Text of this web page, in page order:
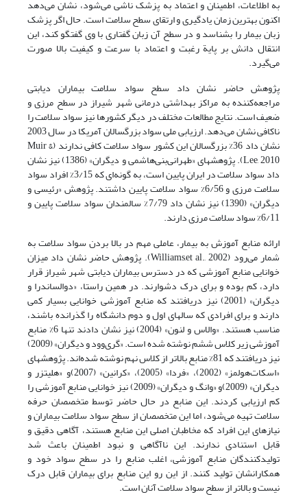
به اطلاعات، اطمینان و اعتماد به پزشک ناشی می‌شود، نشان می‌دهد
اکنون بهترین زمان یادگیری و ارتقای سطح سلامت است. حال اگر پزشک
زبان بیمار را بشناسد و در سطح آن زبان گفتاری با وی گفتگو کند، این
انتقال دانش بر پایة رغبت و اعتماد با سرعت و کیفیت بالا صورت
می‌گیرد.
پژوهش حاضر نشان داد سطح سواد سلامت بیماران دیابتی
مراجعه‌کننده به مراکز بهداشتی‌ درمانی شهر شیراز در سطح مرزی و
ضعیف است. نتایج مطالعات مختلف در دیگر کشورها نیز سواد سلامت را
ناکافی نشان می‌دهد. ارزیابی ملی سواد بزرگسالان آمریکا در سال 2003
نشان داد 36% بزرگسالان این کشور سواد سلامت کافی ندارند (Muir &
Lee, 2010). پژوهشهای «طهرانی‌بنی‌هاشمی و دیگران» (1386) نیز نشان
داد سواد سلامت در ایران پایین است، به گونه‌ای که 3/15% افراد سواد
سلامت مرزی و 6/56% سواد سلامت پایین داشتند. پژوهش «رئیسی و
دیگران» (1390) نیز نشان داد 7/79% سالمندان سواد سلامت پایین و
6/11% سواد سلامت مرزی دارند.
ارائه منابع آموزش به بیمار، عاملی مهم در بالا بردن سواد سلامت به
شمار می‌رود (Williams,et al., 2002). پژوهش حاضر نشان داد میزان
خوانایی منابع آموزشی که در دسترس بیماران دیابتی شهر شیراز قرار
دارد، کم بوده و برای درک دشوارند. در همین راستا، «دوالساندرا و
دیگران» (2001) نیز دریافتند که منابع آموزشی خوانایی بسیار کمی
دارند و برای افرادی که سالهای اول و دوم دانشگاه را گذرانده باشند،
مناسب هستند. «والاس و لنون» (2004) نیز نشان دادند تنها 6% منابع
آموزشی زیر کلاس ششم نوشته شده است. «گری‌وود و دیگران» (2009)
نیز دریافتند که 81% منابع بالاتر از کلاس نهم نوشته شده‌اند. پژوهشهای
«اسکات‌هولمز» (2002)، «فردا» (2005)، «کرانین» (2007)و «هلیتزر و
دیگران» (2009)و «وانگ و دیگران» (2009) نیز خوانایی منابع آموزشی را
کم ارزیابی کردند. این منابع در حال حاضر توسط متخصصان حرفه
سلامت تهیه می‌شود، اما این متخصصان از سطح سواد سلامت بیماران و
نیازهای این افراد که مخاطبان اصلی این منابع هستند، آگاهی دقیق و
قابل استنادی ندارند. این ناآگاهی و نبود اطمینان باعث شد
تولید‌کنندگان منابع آموزشی، اغلب منابع را در سطح سواد خود و
همکارانشان تولید کنند. از این رو این منابع برای بیماران قابل درک
نیست و بالاتر از سطح سواد سلامت آنان است.